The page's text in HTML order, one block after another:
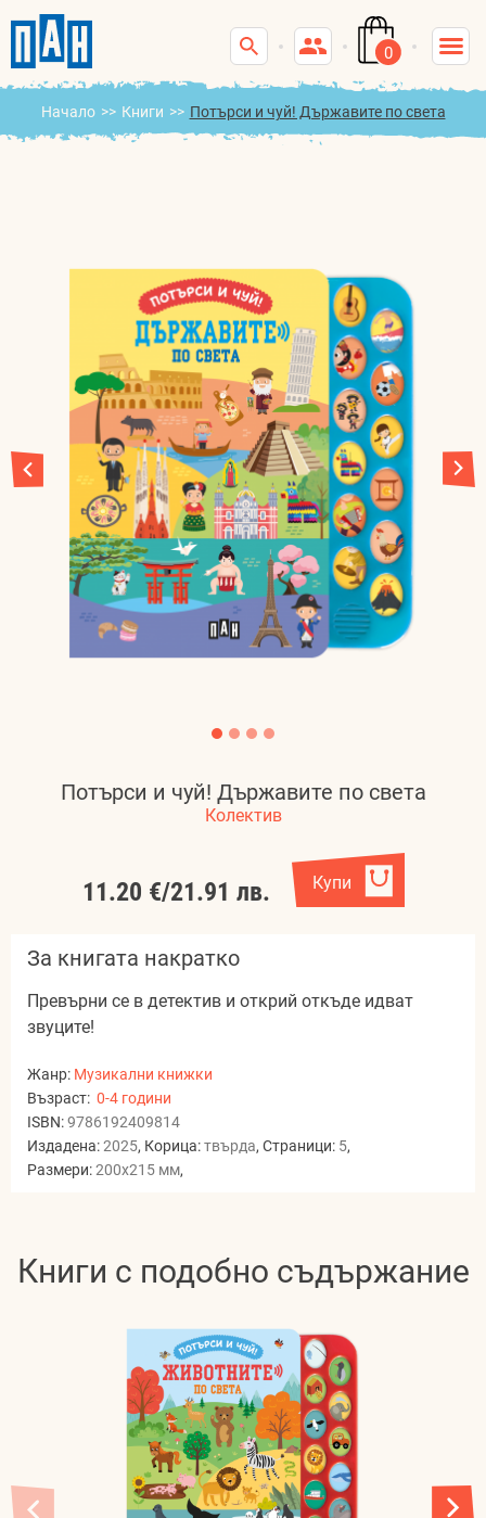
0
Начало >> Книги >> Потърси и чуй! Държавите по света
Потърси и чуй! Държавите по света
Колектив
11.20 €/21.91 лв. Купи
За книгата накратко
Превърни се в детектив и открий откъде идват
звуците!
Жанр: Музикални книжки
Възраст: 0-4 години
ISBN:9786192409814
Издадена:2025, Корица:твърда, Страници: 5,
Размери:200x215 мм,
Книги с подобно съдържание